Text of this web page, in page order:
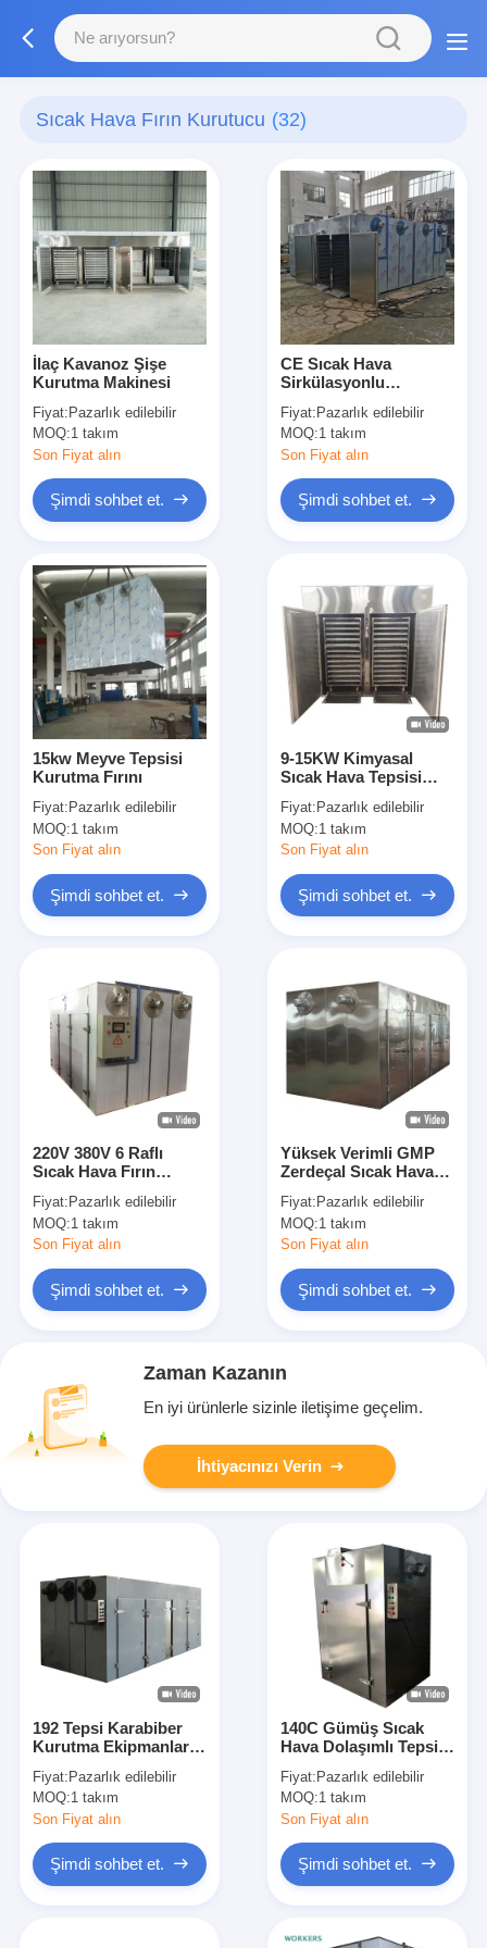
Sıcak Hava Fırın Kurutucu (32)
İlaç Kavanoz Şişe
Kurutma Makinesi
Fiyat: Pazarlık edilebilir
MOQ:1 takım
Son Fiyat alın
Şimdi sohbet et.
CE Sıcak Hava
Sirkülasyonlu
Fiyat: Pazarlık edilebilir
MOQ:1 takım
Son Fiyat alın
Şimdi sohbet et.
15kw Meyve Tepsisi
Kurutma Fırını
Fiyat: Pazarlık edilebilir
MOQ:1 takım
Son Fiyat alın
Şimdi sohbet et.
9-15KW Kimyasal
Sıcak Hava Tepsisi
Endüstriyel Meyve
Kurutucu Makinesi
Fiyat: Pazarlık edilebilir
MOQ:1 takım
Son Fiyat alın
Şimdi sohbet et.
220V 380V 6 Raflı
Sıcak Hava Fırın
Brokoli Kurutucu
Kurutucu
Fiyat: Pazarlık edilebilir
MOQ:1 takım
Son Fiyat alın
Şimdi sohbet et.
Yüksek Verimli GMP
Zerdeçal Sıcak Hava
350C Elektrikli Balık
Kurutma Makinesi
Fiyat: Pazarlık edilebilir
MOQ:1 takım
Son Fiyat alın
Şimdi sohbet et.
Zaman Kazanın
En iyi ürünlerle sizinle iletişime geçelim.
İhtiyacınızı Verin
192 Tepsi Karabiber
Kurutma Ekipmanları
Tomurcuğu Kurutma
Makinesi
Fiyat: Pazarlık edilebilir
MOQ:1 takım
Son Fiyat alın
Şimdi sohbet et.
140C Gümüş Sıcak
Hava Dolaşımlı Tepsi
5kW/H Elektrikli Tepsi
Kurutucu
Fiyat: Pazarlık edilebilir
MOQ:1 takım
Son Fiyat alın
Şimdi sohbet et.